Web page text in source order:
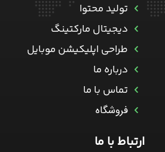
تولید محتوا
دیجیتال مارکتینگ
طراحی اپلیکیشن موبایل
درباره ما
تماس با ما
فروشگاه
ارتباط با ما